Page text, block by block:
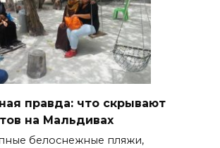
правда: что скрывают
на Мальдивах
белоснежные пляжи,